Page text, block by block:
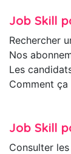
Job Skill
Rechercher
Nos
Les
Comment
Job Skill
Consulter